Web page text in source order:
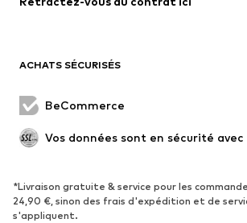
Manteaux
Jupes
Occasions spéciales
Nouveautés
Tendance
Baskets
ACHATS SÉCURISÉS
BeCommerce
Vos données sont en sécurité avec
*Livraison gratuite & service pour les
24,90 €, sinon des frais d'expédition et de
s'appliquent.